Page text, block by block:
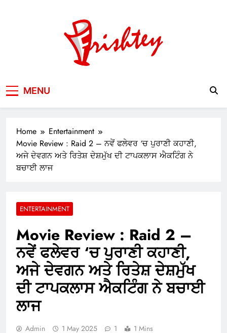
MENU
Home
Entertainment
Movie Review : Raid 2 – ਨਵੇਂ ਫਲੇਵਰ ‘ਚ ਪੁਰਾਣੀ ਕਹਾਣੀ,
ਅਜੇ ਦੇਵਗਨ ਅਤੇ ਰਿਤੇਸ਼ ਦੇਸ਼ਮੁੱਖ ਦੀ ਟਾਪਕਲਾਸ ਐਕਟਿੰਗ ਨੇ
ਬਚਾਈ ਲਾਜ
ENTERTAINMENT
Movie Review : Raid 2 –
ਨਵੇਂ ਫਲੇਵਰ ‘ਚ ਪੁਰਾਣੀ ਕਹਾਣੀ,
ਅਜੇ ਦੇਵਗਨ ਅਤੇ ਰਿਤੇਸ਼ ਦੇਸ਼ਮੁੱਖ
ਦੀ ਟਾਪਕਲਾਸ ਐਕਟਿੰਗ ਨੇ ਬਚਾਈ
ਲਾਜ
Admin 1 May 2025 1 1 Mins